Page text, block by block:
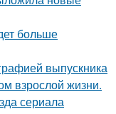
больше
выпускника
взрослой жизни.
сериала